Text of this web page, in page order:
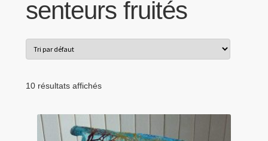
Blog
menu
enfant
Tarifs Pro
senteurs fruités
10 résultats affichés